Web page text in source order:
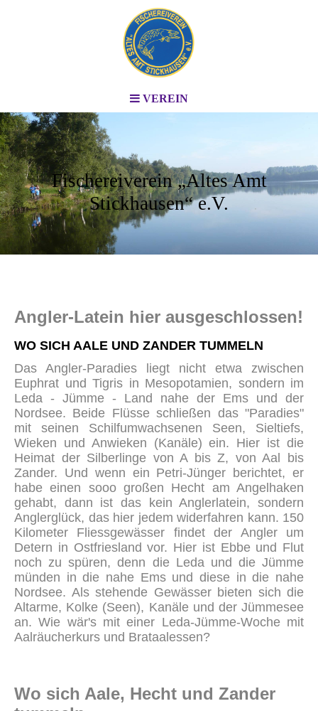
VEREIN
Fischereiverein „Altes Amt
Stickhausen“ e.V.
Angler-Latein hier ausgeschlossen!
WO SICH AALE UND ZANDER TUMMELN
Das Angler-Paradies liegt nicht etwa zwischen
Euphrat und Tigris in Mesopotamien, sondern im
Leda - Jümme - Land nahe der Ems und der
Nordsee. Beide Flüsse schließen das "Paradies"
mit seinen Schilfumwachsenen Seen, Sieltiefs,
Wieken und Anwieken (Kanäle) ein. Hier ist die
Heimat der Silberlinge von A bis Z, von Aal bis
Zander. Und wenn ein Petri-Jünger berichtet, er
habe einen sooo großen Hecht am Angelhaken
gehabt, dann ist das kein Anglerlatein, sondern
Anglerglück, das hier jedem widerfahren kann. 150
Kilometer Fliessgewässer findet der Angler um
Detern in Ostfriesland vor. Hier ist Ebbe und Flut
noch zu spüren, denn die Leda und die Jümme
münden in die nahe Ems und diese in die nahe
Nordsee. Als stehende Gewässer bieten sich die
Altarme, Kolke (Seen), Kanäle und der Jümmesee
an. Wie wär's mit einer Leda-Jümme-Woche mit
Aalräucherkurs und Brataalessen?
Wo sich Aale, Hecht und Zander